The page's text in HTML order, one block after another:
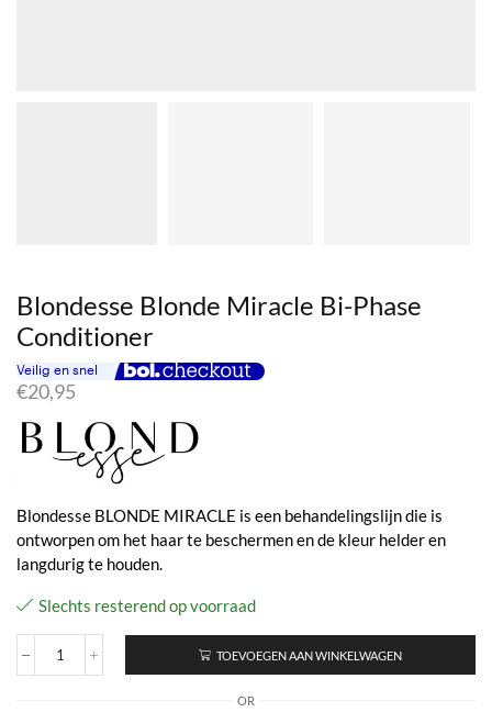
Blondesse Blonde Miracle Bi-Phase
Conditioner
€20,95
Blondesse BLONDE MIRACLE is een behandelingslijn die is
ontworpen om het haar te beschermen en de kleur helder en
langdurig te houden.
Slechts resterend op voorraad
Blondesse
TOEVOEGEN AAN WINKELWAGEN
OR